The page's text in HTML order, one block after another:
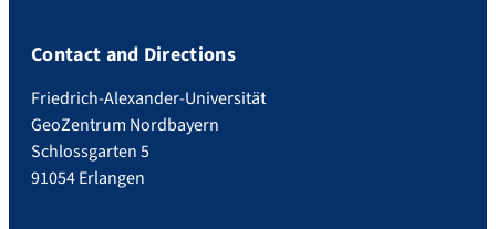
Contact and Directions
Friedrich-Alexander-Universität
GeoZentrum Nordbayern
Schlossgarten 5
91054 Erlangen